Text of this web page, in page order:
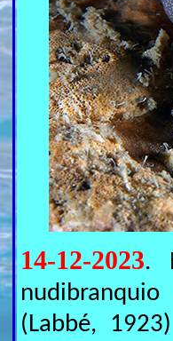
14-12-2023.
(Labbé,